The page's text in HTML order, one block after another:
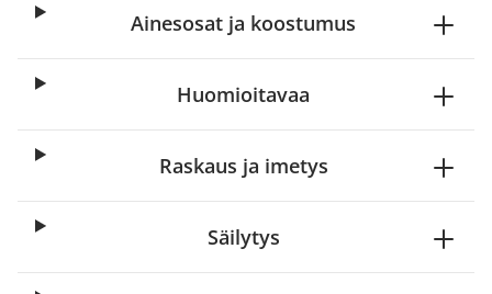
Ainesosat ja koostumus
Huomioitavaa
Raskaus ja imetys
Säilytys